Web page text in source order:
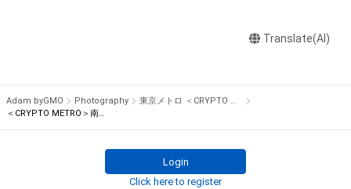
・本アイテムに関する創作物の利用については、公序良俗や法令
このアイテムに関するお問い合わせ先
TEL:0570-200-222 （9:00～17:00 年中無休）
Translate(AI)
Adam byGMO Photography
東京メトロ ＜CRYPTO METRO＞
＜CRYPTO METRO＞南北線9000系
Login
Click here to register